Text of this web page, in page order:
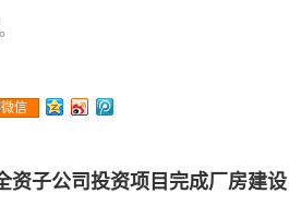
信
资子公司投资项目完成厂房建设